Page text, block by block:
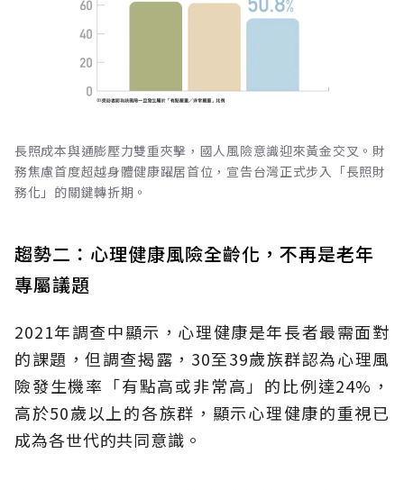
長照成本與通膨壓力雙重夾擊，國人風險意識迎來黃金交叉。財
務焦慮首度超越身體健康躍居首位，宣告台灣正式步入「長照財
務化」的關鍵轉折期。
趨勢二：心理健康風險全齡化，不再是老年
專屬議題
2021年調查中顯示，心理健康是年長者最需面對
的課題，但調查揭露，30至39歲族群認為心理風
險發生機率「有點高或非常高」的比例達24%，
高於50歲以上的各族群，顯示心理健康的重視已
成為各世代的共同意識。